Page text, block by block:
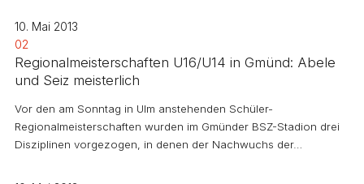
10. Mai 2013
02
Regionalmeisterschaften U16/U14 in Gmünd: Abele
und Seiz meisterlich
Vor den am Sonntag in Ulm anstehenden Schüler-
Regionalmeisterschaften wurden im Gmünder BSZ-Stadion drei
Disziplinen vorgezogen, in denen der Nachwuchs der…